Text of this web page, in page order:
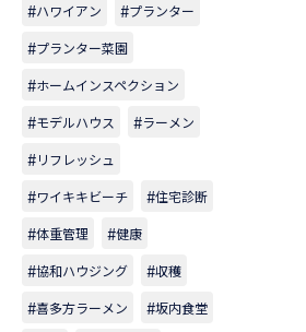
ハワイアン
プランター
プランター菜園
ホームインスペクション
モデルハウス
ラーメン
リフレッシュ
ワイキキビーチ
住宅診断
体重管理
健康
協和ハウジング
収穫
喜多方ラーメン
坂内食堂